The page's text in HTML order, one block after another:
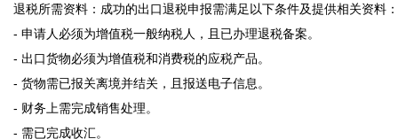
退税所需资料：成功的出口退税申报需满足以下条件及提供相关资料：
- 申请人必须为增值税一般纳税人，且已办理退税备案。
- 出口货物必须为增值税和消费税的应税产品。
- 货物需已报关离境并结关，且报送电子信息。
- 财务上需完成销售处理。
- 需已完成收汇。